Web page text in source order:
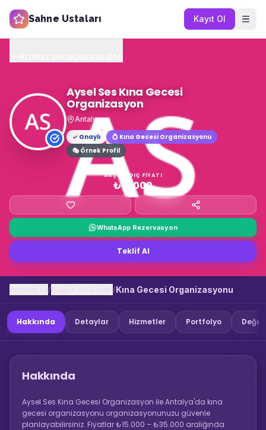
Sahne Ustaları Kayıt Ol
Aysel Ses Kına Gecesi
Organizasyon
Antalya
✓ Onaylı
💍 Kına Gecesi Organizasyonu
🎭 Örnek Profil
BAŞLANGIÇ FIYATI
₺15.000
WhatsApp Rezervasyon
Teklif Al
/ /Kına Gecesi Organizasyonu
Hakkında Detaylar Hizmetler Portfolyo
Hakkında
Aysel Ses Kına Gecesi Organizasyon ile Antalya'da kına
gecesi organizasyonu organizasyonunuzu güvenle
planlayabilirsiniz. Fiyatlar ₺15.000 – ₺35.000 aralığında